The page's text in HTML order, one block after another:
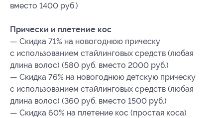
вместо 1400 руб.)
Прически и плетение кос
— Скидка 71% на новогоднюю прическу
с использованием стайлинговых средств (любая
длина волос) (580 руб. вместо 2000 руб.)
— Скидка 76% на новогоднюю детскую прическу
с использованием стайлинговых средств (любая
длина волос) (360 руб. вместо 1500 руб.)
— Скидка 60% на плетение кос (простая коса)